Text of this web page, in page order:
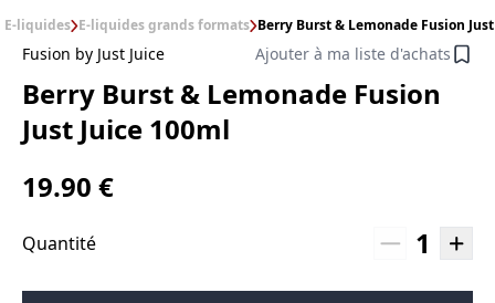
E-liquides E-liquides grands formats Berry Burst & Lemonade Fusion
Fusion by Just Juice Ajouter à ma liste d'achats
Berry Burst & Lemonade Fusion
Just Juice 100ml
19.90 €
Quantité 1